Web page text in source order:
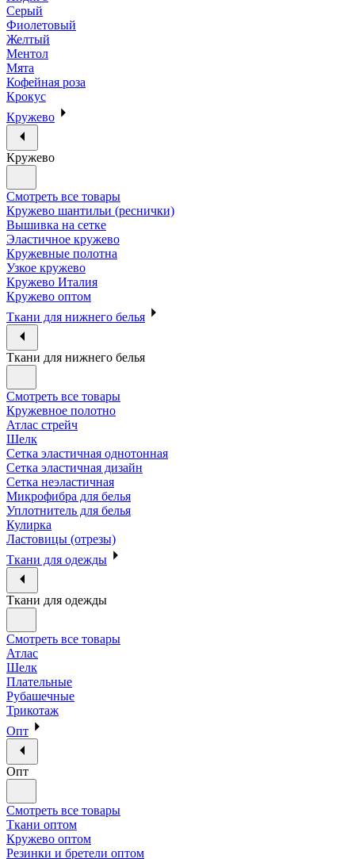
Серый
Фиолетовый
Желтый
Ментол
Мята
Кофейная роза
Крокус
Кружево
Кружево
Смотреть все товары
Кружево шантильи (реснички)
Вышивка на сетке
Эластичное кружево
Кружевные полотна
Узкое кружево
Кружево Италия
Кружево оптом
Ткани для нижнего белья
Ткани для нижнего белья
Смотреть все товары
Кружевное полотно
Атлас стрейч
Шелк
Сетка эластичная однотонная
Сетка эластичная дизайн
Сетка неэластичная
Микрофибра для белья
Уплотнитель для белья
Кулирка
Ластовицы (отрезы)
Ткани для одежды
Ткани для одежды
Смотреть все товары
Атлас
Шелк
Плательные
Рубашечные
Трикотаж
Опт
Опт
Смотреть все товары
Ткани оптом
Кружево оптом
Резинки и бретели оптом